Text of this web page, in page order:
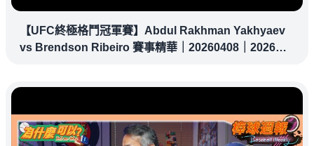
【UFC終極格鬥冠軍賽】Abdul Rakhman Yakhyaev
vs Brendson Ribeiro 賽事精華｜20260408｜2026